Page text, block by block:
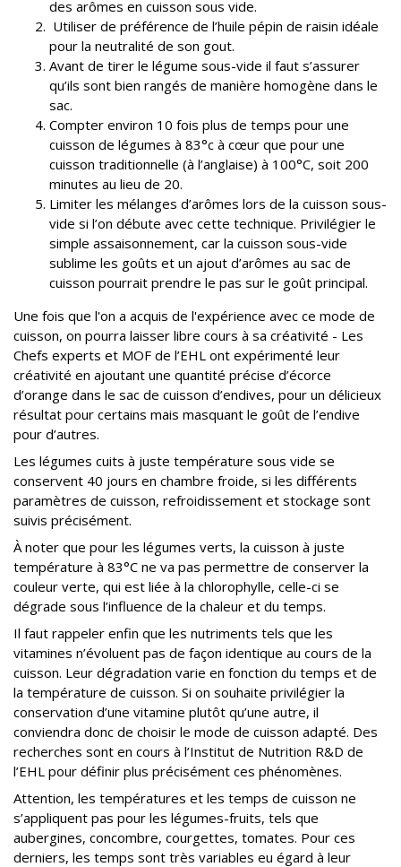
des arômes en cuisson sous vide.
Utiliser de préférence de l’huile pépin de raisin idéale
pour la neutralité de son gout.
Avant de tirer le légume sous-vide il faut s’assurer
qu’ils sont bien rangés de manière homogène dans le
sac.
Compter environ 10 fois plus de temps pour une
cuisson de légumes à 83°c à cœur que pour une
cuisson traditionnelle (à l’anglaise) à 100°C, soit 200
minutes au lieu de 20.
Limiter les mélanges d’arômes lors de la cuisson sous-
vide si l’on débute avec cette technique. Privilégier le
simple assaisonnement, car la cuisson sous-vide
sublime les goûts et un ajout d’arômes au sac de
cuisson pourrait prendre le pas sur le goût principal.
Une fois que l'on a acquis de l'expérience avec ce mode de
cuisson, on pourra laisser libre cours à sa créativité - Les
Chefs experts et MOF de l’EHL ont expérimenté leur
créativité en ajoutant une quantité précise d’écorce
d’orange dans le sac de cuisson d’endives, pour un délicieux
résultat pour certains mais masquant le goût de l’endive
pour d’autres.
Les légumes cuits à juste température sous vide se
conservent 40 jours en chambre froide, si les différents
paramètres de cuisson, refroidissement et stockage sont
suivis précisément.
À noter que pour les légumes verts, la cuisson à juste
température à 83°C ne va pas permettre de conserver la
couleur verte, qui est liée à la chlorophylle, celle-ci se
dégrade sous l’influence de la chaleur et du temps.
Il faut rappeler enfin que les nutriments tels que les
vitamines n’évoluent pas de façon identique au cours de la
cuisson. Leur dégradation varie en fonction du temps et de
la température de cuisson. Si on souhaite privilégier la
conservation d’une vitamine plutôt qu’une autre, il
conviendra donc de choisir le mode de cuisson adapté. Des
recherches sont en cours à l’Institut de Nutrition R&D de
l’EHL pour définir plus précisément ces phénomènes.
Attention, les températures et les temps de cuisson ne
s’appliquent pas pour les légumes-fruits, tels que
aubergines, concombre, courgettes, tomates. Pour ces
derniers, les temps sont très variables eu égard à leur